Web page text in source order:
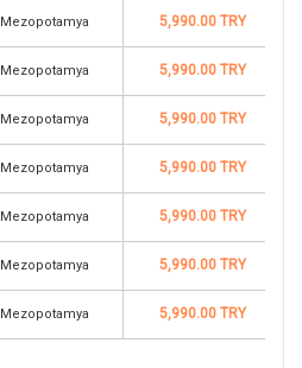
Mezopotamya 5,990.00 TRY
Mezopotamya 5,990.00 TRY
Mezopotamya 5,990.00 TRY
Mezopotamya 5,990.00 TRY
Mezopotamya 5,990.00 TRY
Mezopotamya 5,990.00 TRY
Mezopotamya 5,990.00 TRY